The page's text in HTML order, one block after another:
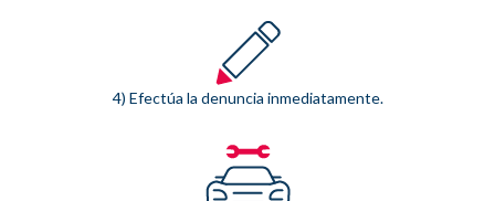
4) Efectúa la denuncia inmediatamente.